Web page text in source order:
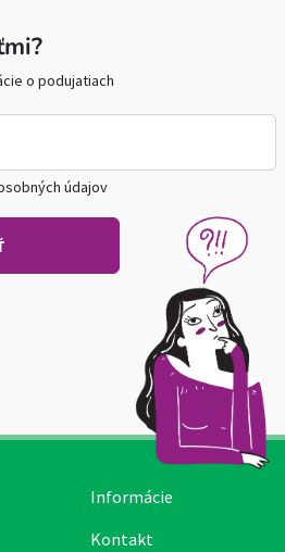
o podujatiach
údajov
Informácie
Kontakt